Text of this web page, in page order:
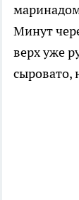
Минут
верх уже
сыровато,